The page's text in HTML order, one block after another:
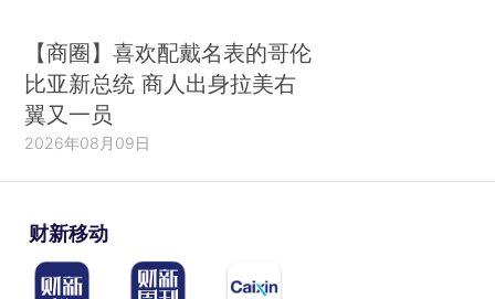
【商圈】喜欢配戴名表的哥伦
比亚新总统 商人出身拉美右
翼又一员
2026年08月09日
财新移动